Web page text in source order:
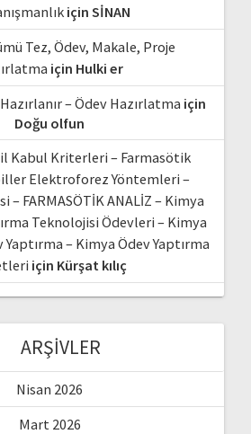
için SİNAN
Tez, Ödev, Makale, Proje
için Hulki er
– Ödev Hazırlatma için
Doğu olfun
Kabul Kriterleri – Farmasötik
Elektroforez Yöntemleri –
– FARMASÖTİK ANALİZ – Kimya
Teknolojisi Ödevleri – Kimya
– Kimya Ödev Yaptırma
için Kürşat kılıç
ARŞIVLER
Nisan 2026
Mart 2026